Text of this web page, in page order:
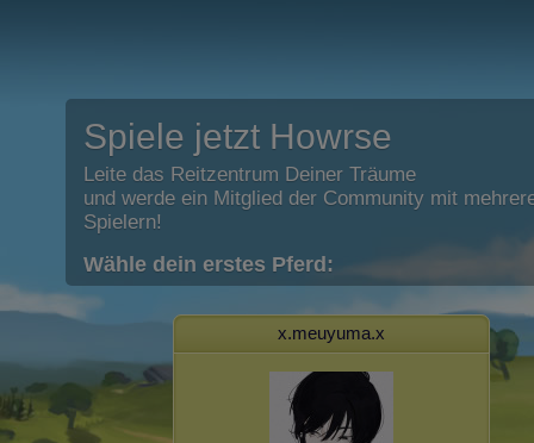
Spiele jetzt Howrse
Leite das Reitzentrum Deiner Träume
und werde ein Mitglied der Community mit
Spielern!
Wähle dein erstes Pferd:
x.meuyuma.x